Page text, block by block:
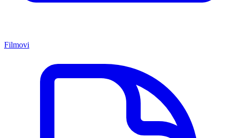
Filmovi